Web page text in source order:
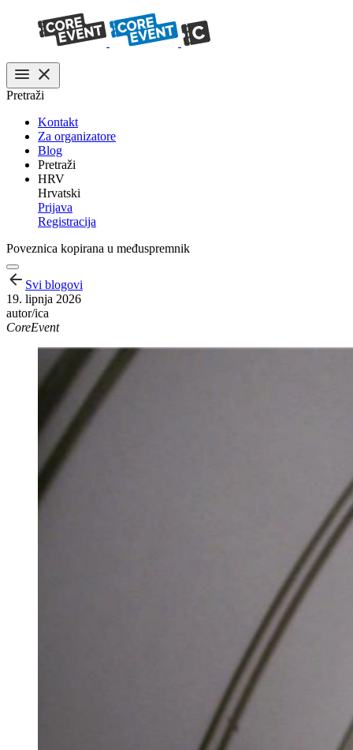
Pretraži
Kontakt
Za organizatore
Blog
Pretraži
HRV
Hrvatski
Prijava
Registracija
Poveznica kopirana u međuspremnik
Svi blogovi
19. lipnja 2026
autor/ica
CoreEvent